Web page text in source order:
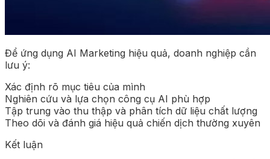
Để ứng dụng AI Marketing hiệu quả, doanh nghiệp cần
lưu ý:
Xác định rõ mục tiêu của mình
Nghiên cứu và lựa chọn công cụ AI phù hợp
Tập trung vào thu thập và phân tích dữ liệu chất lượng
Theo dõi và đánh giá hiệu quả chiến dịch thường xuyên
Kết luận